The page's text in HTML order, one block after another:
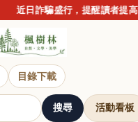
近日詐騙盛行，提醒讀者提高
目錄下載
搜尋 活動看板